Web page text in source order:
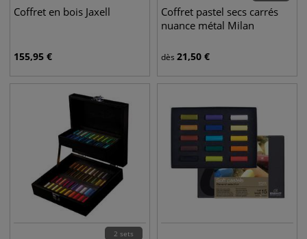
Coffret en bois Jaxell
155,95 €
Coffret pastel secs carrés
nuance métal Milan
dès 21,50 €
2 sets